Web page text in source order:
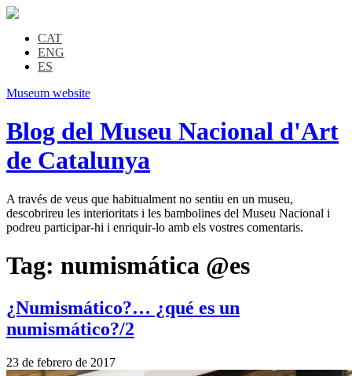
CAT
ENG
ES
Museum website
Blog del Museu Nacional d'Art
de Catalunya
A través de veus que habitualment no sentiu en un museu,
descobrireu les interioritats i les bambolines del Museu Nacional i
podreu participar-hi i enriquir-lo amb els vostres comentaris.
Tag: numismática @es
¿Numismático?… ¿qué es un
numismático?/2
23 de febrero de 2017